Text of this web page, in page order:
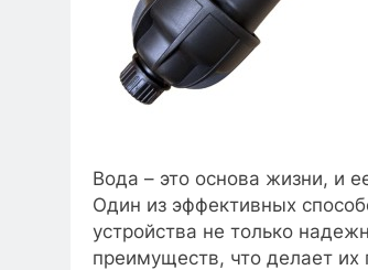
Вода – это основа жизни, и
Один из эффективных
устройства не только
преимуществ, что делает